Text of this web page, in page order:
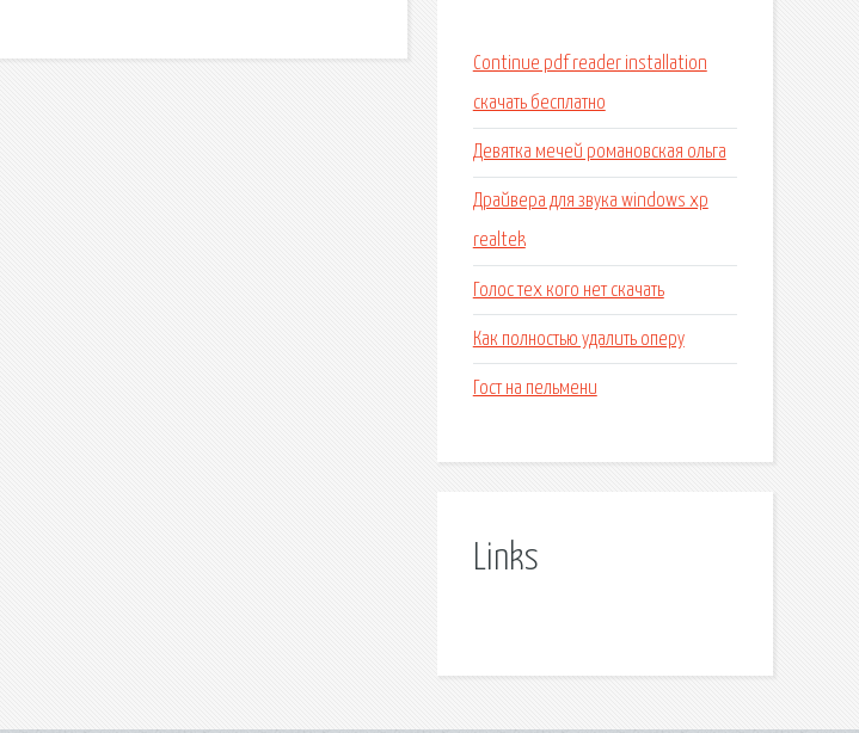
Continue pdf reader installation
скачать бесплатно
Девятка мечей романовская ольга
Драйвера для звука windows xp
realtek
Голос тех кого нет скачать
Как полностью удалить оперу
Гост на пельмени
Links